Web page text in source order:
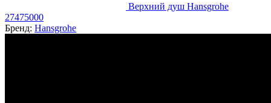
Верхний душ Hansgrohe
27475000
Бренд: Hansgrohe